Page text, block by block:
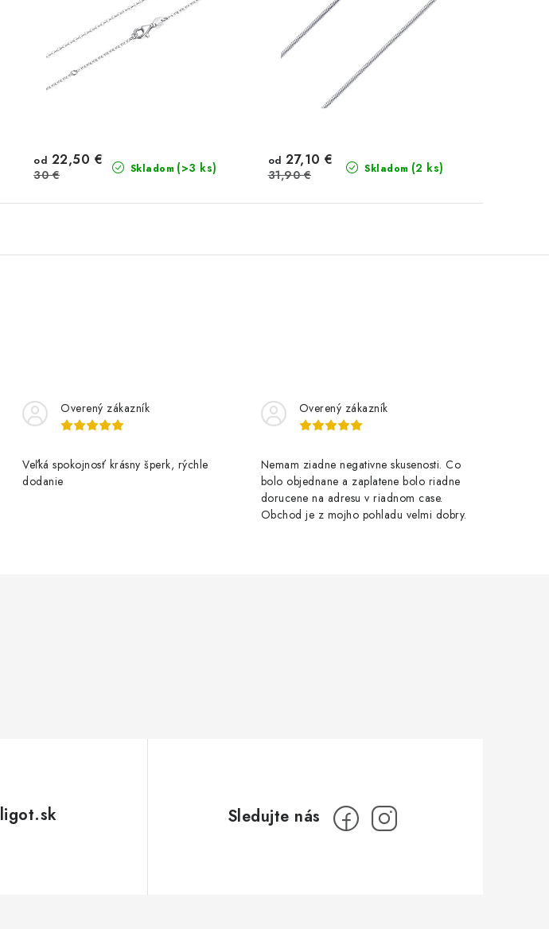
Skladom (>3 ks)
od 22,50 €
30 € Skladom (2 ks)
od 27,10 €
31,90 €
Overený zákazník
Veľká spokojnosť krásny šperk, rýchle
dodanie
Overený zákazník
Nemam ziadne negativne skusenosti. Co
bolo objednane a zaplatene bolo riadne
dorucene na adresu v riadnom case.
Obchod je z mojho pohladu velmi dobry.
ligot.sk